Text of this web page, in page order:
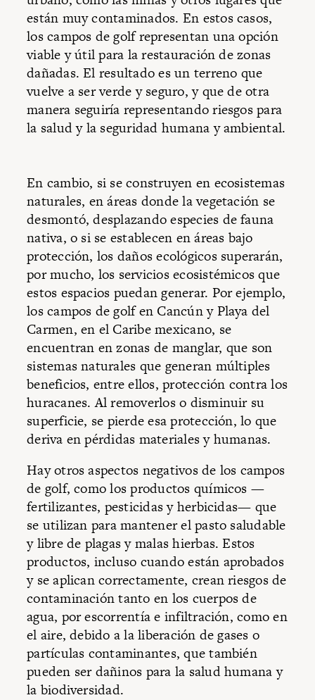
están muy contaminados. En estos casos,
los campos de golf representan una opción
viable y útil para la restauración de zonas
dañadas. El resultado es un terreno que
vuelve a ser verde y seguro, y que de otra
manera seguiría representando riesgos para
la salud y la seguridad humana y ambiental.
En cambio, si se construyen en ecosistemas
naturales, en áreas donde la vegetación se
desmontó, desplazando especies de fauna
nativa, o si se establecen en áreas bajo
protección, los daños ecológicos superarán,
por mucho, los servicios ecosistémicos que
estos espacios puedan generar. Por ejemplo,
los campos de golf en Cancún y Playa del
Carmen, en el Caribe mexicano, se
encuentran en zonas de manglar, que son
sistemas naturales que generan múltiples
beneficios, entre ellos, protección contra los
huracanes. Al removerlos o disminuir su
superficie, se pierde esa protección, lo que
deriva en pérdidas materiales y humanas.
Hay otros aspectos negativos de los campos
de golf, como los productos químicos —
fertilizantes, pesticidas y herbicidas— que
se utilizan para mantener el pasto saludable
y libre de plagas y malas hierbas. Estos
productos, incluso cuando están aprobados
y se aplican correctamente, crean riesgos de
contaminación tanto en los cuerpos de
agua, por escorrentía e infiltración, como en
el aire, debido a la liberación de gases o
partículas contaminantes, que también
pueden ser dañinos para la salud humana y
la biodiversidad.